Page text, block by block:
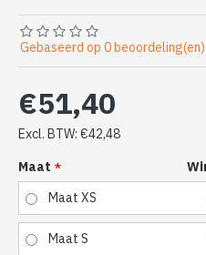
Gebaseerd op 0 beoordeling(en).
€51,40
Excl. BTW: €42,48
Maat
Maat XS
Maat S